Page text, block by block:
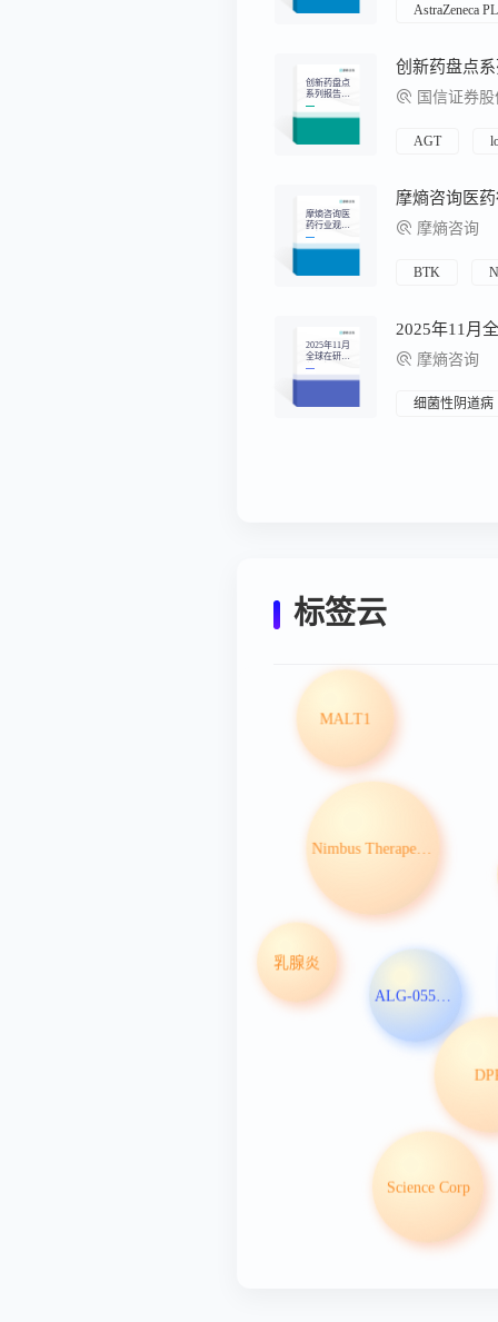
AstraZeneca
创新药盘点
系列报告
（24）：难
治高血压后
国信证券
AGT
摩熵咨询医
药行业观察
周报（2025.
12.01-2025.1
摩熵咨询
BTK
2025年11月
全球在研新
药月报
2025年11月
摩熵咨询
细菌性阴道病
标签云
ALG-055009
MALT1
Nimbus Therapeutics LLC
Science Corp
乳腺炎